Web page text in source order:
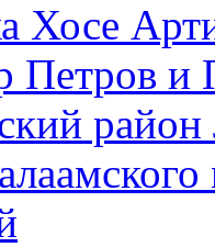
Хосе
Петров и
район